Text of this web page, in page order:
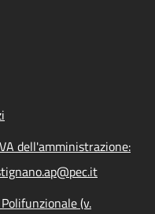
dell'amministrazione:
(v.